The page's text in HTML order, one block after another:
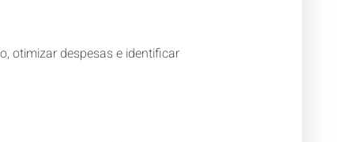
otimizar despesas e identificar